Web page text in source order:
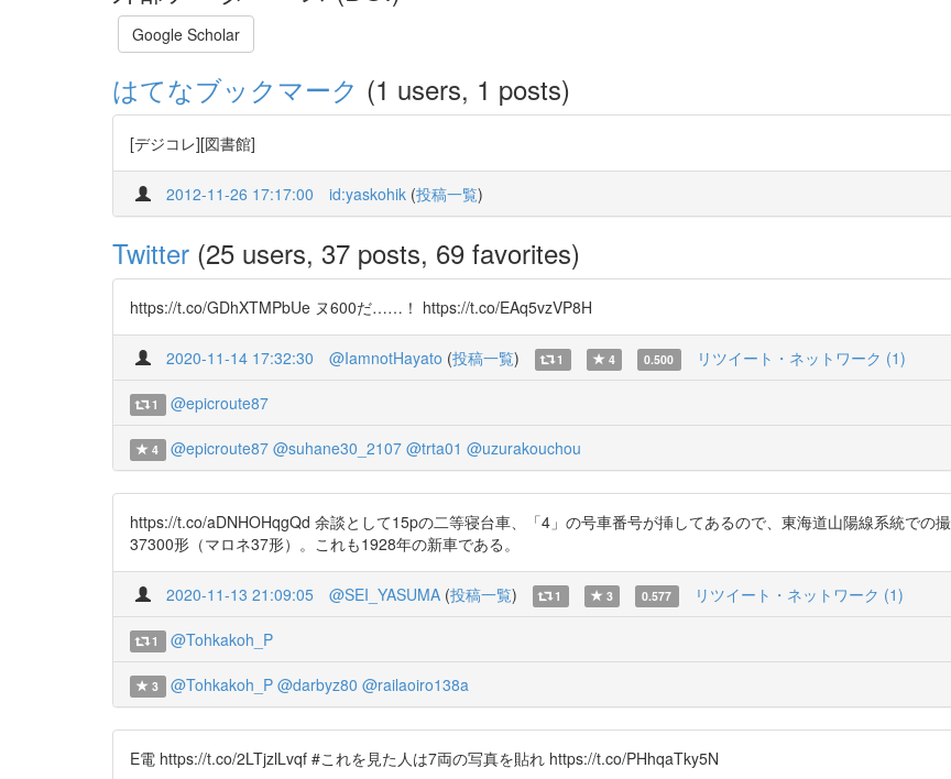
Google Scholar
はてなブックマーク (1 users, 1 posts)
[デジコレ][図書館]
2012-11-26 17:17:00 id:yaskohik (投稿一覧)
Twitter (25 users, 37 posts, 69 favorites)
https://t.co/GDhXTMPbUe ヌ600だ……！ https://t.co/EAq5vzVP8H
2020-11-14 17:32:30 @IamnotHayato (投稿一覧) 1 4 0.500 リツイート・ネットワーク (1)
1 @epicroute87
4 @epicroute87 @suhane30_2107 @trta01 @uzurakouchou
https://t.co/aDNHOHqgQd 余談として15pの二等寝台車、「4」の号車番号が挿してあるので、東海道山陽線系統で
37300形（マロネ37形）。これも1928年の新車である。
2020-11-13 21:09:05 @SEI_YASUMA (投稿一覧) 1 3 0.577 リツイート・ネットワーク (1)
1 @Tohkakoh_P
3 @Tohkakoh_P @darbyz80 @railaoiro138a
E電 https://t.co/2LTjzlLvqf #これを見た人は7両の写真を貼れ https://t.co/PHhqaTky5N